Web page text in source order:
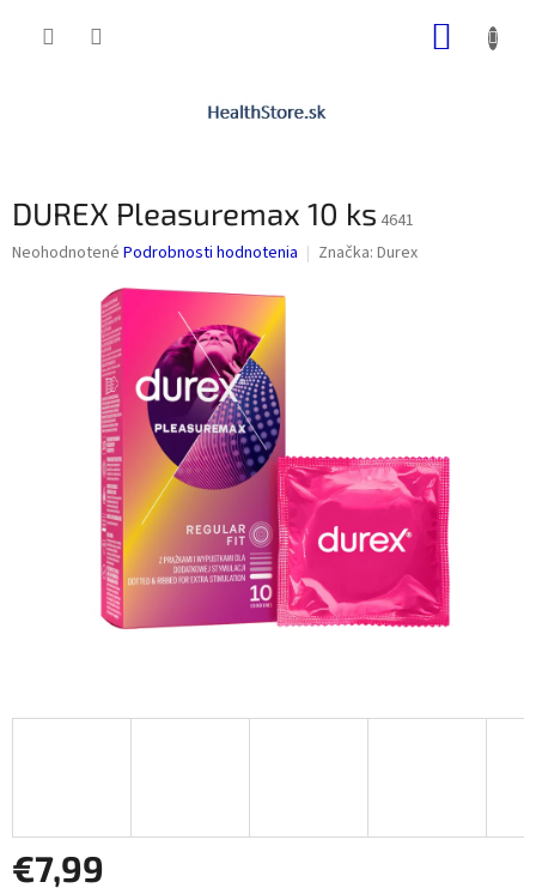
DUREX Pleasuremax 10 ks 4641
Priemerné
Neohodnotené Podrobnosti hodnotenia Značka: Durex
€7,99